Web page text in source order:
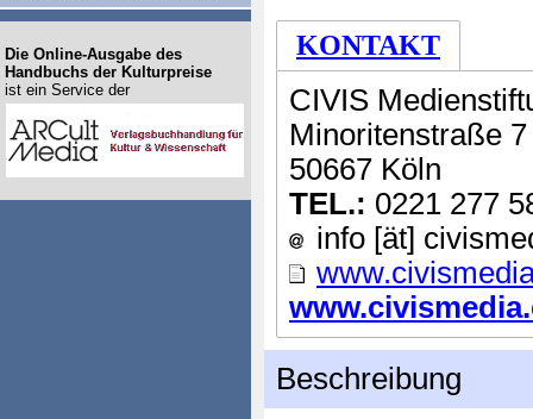
KONTAKT
CIVIS
Minoritenstraße 7
50667 Köln
TEL.: 0221 277
info [ät]
Beschreibung
Die Online-Ausgabe des
Handbuchs der Kulturpreise
ist ein Service der